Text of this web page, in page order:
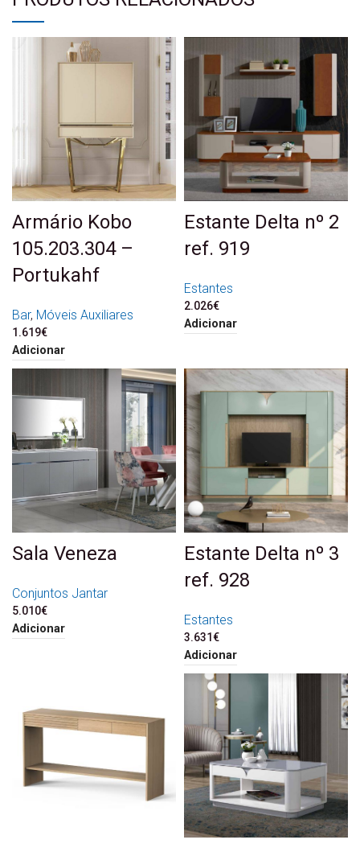
Armário Kobo
105.203.304 –
Portukahf
Bar, Móveis Auxiliares
1.619€
Adicionar
Estante Delta nº 2
ref. 919
Estantes
2.026€
Adicionar
Sala Veneza
Conjuntos Jantar
5.010€
Adicionar
Estante Delta nº 3
ref. 928
Estantes
3.631€
Adicionar